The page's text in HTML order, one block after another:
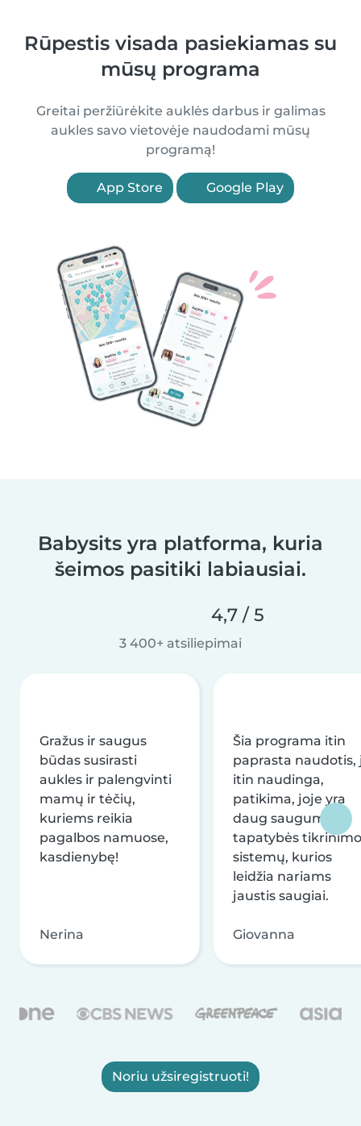
Rūpestis visada pasiekiamas su
mūsų programa
Greitai peržiūrėkite auklės darbus ir galimas
aukles savo vietovėje naudodami mūsų
programą!
App Store Google Play
Babysits yra platforma, kuria
šeimos pasitiki labiausiai.
4,7 / 5
3 400+ atsiliepimai
Gražus ir saugus
būdas susirasti
aukles ir palengvinti
mamų ir tėčių,
kuriems reikia
pagalbos namuose,
kasdienybę!
Nerina
Šia programa itin
paprasta naudotis,
itin naudinga,
patikima, joje yra
daug saugumo ir
tapatybės tikrinimo
sistemų, kurios
leidžia nariams
jaustis saugiai.
Giovanna
Noriu užsiregistruoti!